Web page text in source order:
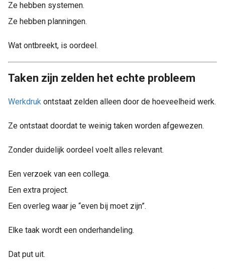
Ze hebben systemen.
Ze hebben planningen.
Wat ontbreekt, is oordeel.
Taken zijn zelden het echte probleem
Werkdruk ontstaat zelden alleen door de hoeveelheid werk.
Ze ontstaat doordat te weinig taken worden afgewezen.
Zonder duidelijk oordeel voelt alles relevant.
Een verzoek van een collega.
Een extra project.
Een overleg waar je “even bij moet zijn”.
Elke taak wordt een onderhandeling.
Dat put uit.